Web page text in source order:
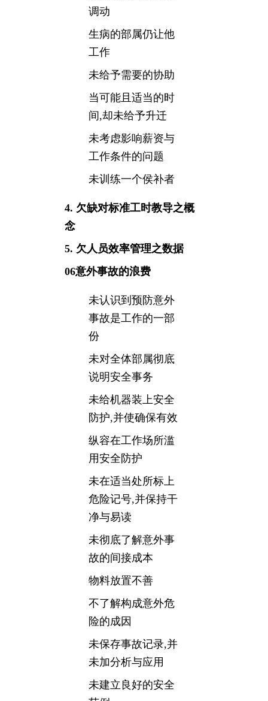
调动
生病的部属仍让他
工作
未给予需要的协助
当可能且适当的时
间,却未给予升迁
未考虑影响薪资与
工作条件的问题
未训练一个侯补者
4. 欠缺对标准工时教导之概
念
5. 欠人员效率管理之数据
06意外事故的浪费
未认识到预防意外
事故是工作的一部
份
未对全体部属彻底
说明安全事务
未给机器装上安全
防护,并使确保有效
纵容在工作场所滥
用安全防护
未在适当处所标上
危险记号,并保持干
净与易读
未彻底了解意外事
故的间接成本
物料放置不善
不了解构成意外危
险的成因
未保存事故记录,并
未加分析与应用
未建立良好的安全